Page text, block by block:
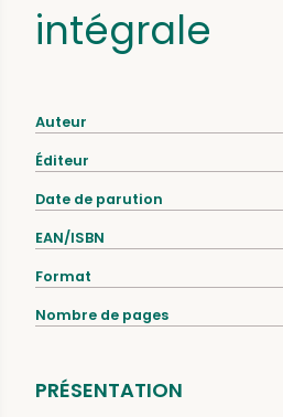
intégrale
Auteur
Éditeur
Date de parution
EAN/ISBN
Format
Nombre de pages
PRÉSENTATION